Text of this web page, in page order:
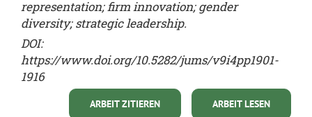
representation; firm innovation; gender
diversity; strategic leadership.
DOI:
https://www.doi.org/10.5282/jums/v9i4pp1901-
1916
ARBEIT LESEN
ARBEIT ZITIEREN